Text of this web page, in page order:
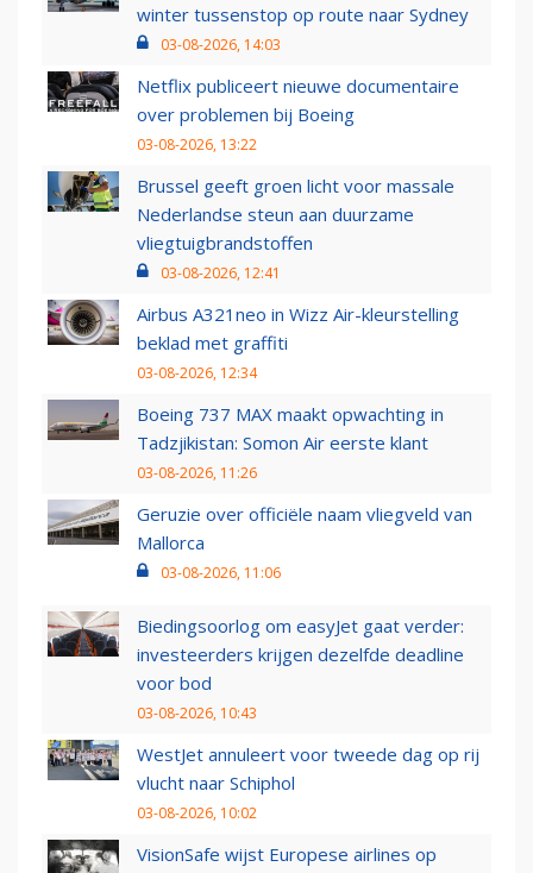
winter tussenstop op route naar Sydney
03-08-2026, 14:03
Netflix publiceert nieuwe documentaire
over problemen bij Boeing
03-08-2026, 13:22
Brussel geeft groen licht voor massale
Nederlandse steun aan duurzame
vliegtuigbrandstoffen
03-08-2026, 12:41
Airbus A321neo in Wizz Air-kleurstelling
beklad met graffiti
03-08-2026, 12:34
Boeing 737 MAX maakt opwachting in
Tadzjikistan: Somon Air eerste klant
03-08-2026, 11:26
Geruzie over officiële naam vliegveld van
Mallorca
03-08-2026, 11:06
Biedingsoorlog om easyJet gaat verder:
investeerders krijgen dezelfde deadline
voor bod
03-08-2026, 10:43
WestJet annuleert voor tweede dag op rij
vlucht naar Schiphol
03-08-2026, 10:02
VisionSafe wijst Europese airlines op